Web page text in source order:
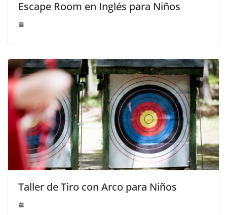
Escape Room en Inglés para Niños
Taller de Tiro con Arco para Niños